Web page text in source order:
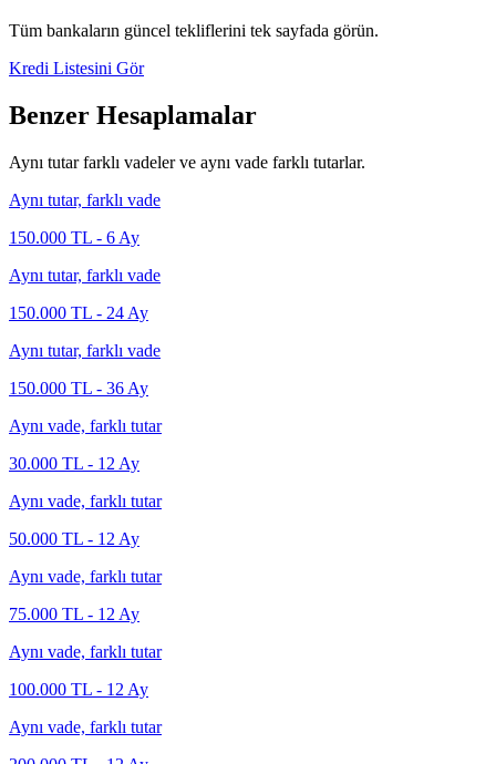
Tüm bankaların güncel tekliflerini tek sayfada görün.
Kredi Listesini Gör
Benzer Hesaplamalar
Aynı tutar farklı vadeler ve aynı vade farklı tutarlar.
Aynı tutar, farklı vade
150.000 TL - 6 Ay
Aynı tutar, farklı vade
150.000 TL - 24 Ay
Aynı tutar, farklı vade
150.000 TL - 36 Ay
Aynı vade, farklı tutar
30.000 TL - 12 Ay
Aynı vade, farklı tutar
50.000 TL - 12 Ay
Aynı vade, farklı tutar
75.000 TL - 12 Ay
Aynı vade, farklı tutar
100.000 TL - 12 Ay
Aynı vade, farklı tutar